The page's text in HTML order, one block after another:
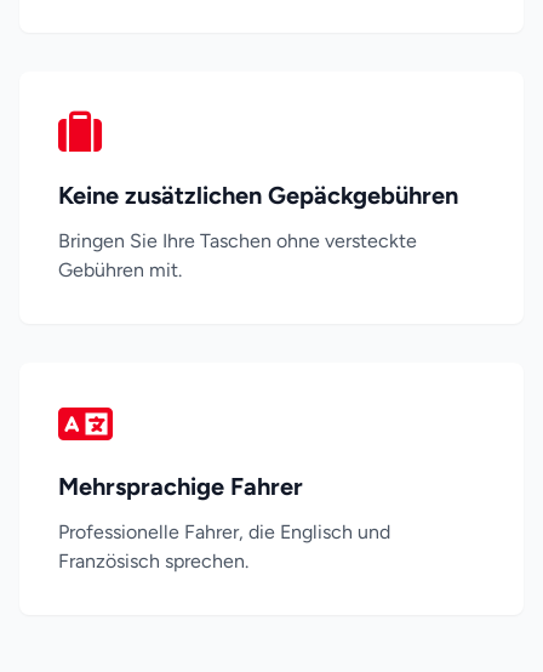
Keine zusätzlichen Gepäckgebühren
Bringen Sie Ihre Taschen ohne versteckte
Gebühren mit.
Mehrsprachige Fahrer
Professionelle Fahrer, die Englisch und
Französisch sprechen.